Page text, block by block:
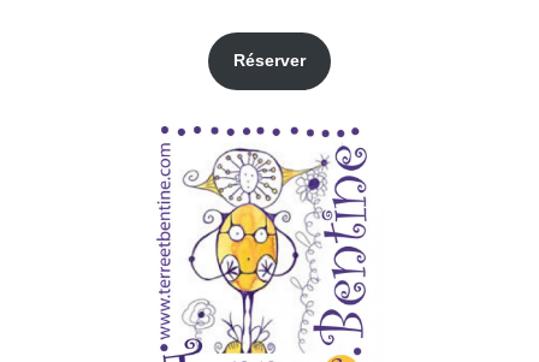
Réserver